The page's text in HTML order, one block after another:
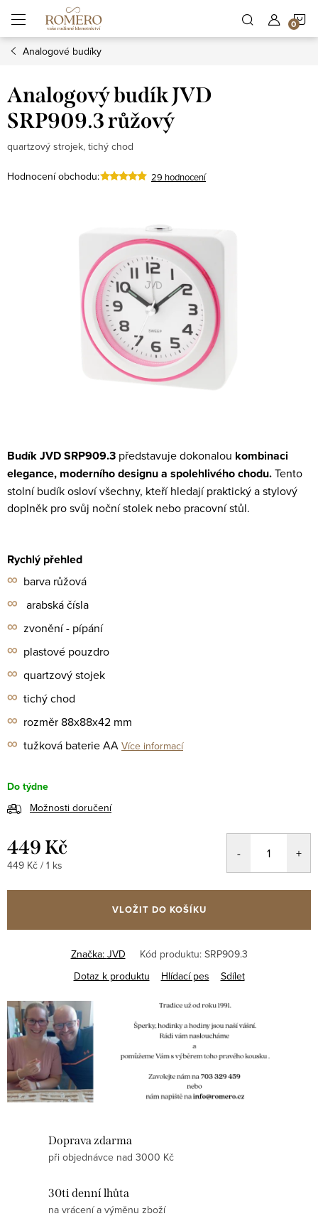
obsah
Analogové budíky
Analogový budík JVD
SRP909.3 růžový
quartzový strojek, tichý chod
Hodnocení obchodu: 29 hodnocení
Budík JVD SRP909.3 představuje dokonalou kombinaci
elegance, moderního designu a spolehlivého chodu.Tento
stolní budík osloví všechny, kteří hledají praktický a stylový
doplněk pro svůj noční stolek nebo pracovní stůl.
Rychlý přehled
∞ barva růžová
∞ arabská čísla
∞ zvonění - pípání
∞ plastové pouzdro
∞ quartzový stojek
∞ tichý chod
∞ rozměr 88x88x42 mm
∞ tužková baterie AA Více informací
Do týdne
Možnosti doručení
449 Kč
Měrná
449 Kč / 1 ks
VLOŽIT DO KOŠÍKU
Značka: JVD Kód produktu: SRP909.3
Dotaz k produktu
Hlídací pes Sdílet
Doprava zdarma
při objednávce nad 3000 Kč
30ti denní lhůta
na vrácení a výměnu zboží